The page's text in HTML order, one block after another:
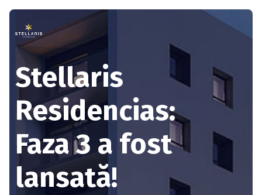
Stellaris
Residencias:
Faza 3 a fost
lansată!